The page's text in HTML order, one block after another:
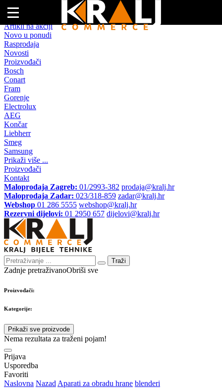
Naslovna
Artikli na akciji
Novo u ponudi
Rasprodaja
Novosti
Proizvođači
Bosch
Conart
Fram
Gorenje
Electrolux
AEG
Končar
Liebherr
Smeg
Samsung
Prikaži više ...
Proizvođači
Kontakt
Maloprodaja Zagreb: 01/2993-382 prodaja@kralj.hr
Maloprodaja Zadar: 023/318-859 zadar@kralj.hr
Webshop 01 286 5555 webshop@kralj.hr
Rezervni dijelovi: 01 2950 657 dijelovi@kralj.hr
Traži
Zadnje pretraživanoObriši sve
Proizvođači:
Kategorije:
Prikaži sve proizvode
Nema rezultata za traženi pojam!
Prijava
Usporedba
Favoriti
Naslovna Nazad Aparati za obradu hrane blenderi